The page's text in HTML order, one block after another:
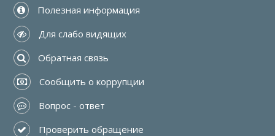
Полезная информация
Для слабо видящих
Обратная связь
Сообщить о коррупции
Вопрос - ответ
Проверить обращение